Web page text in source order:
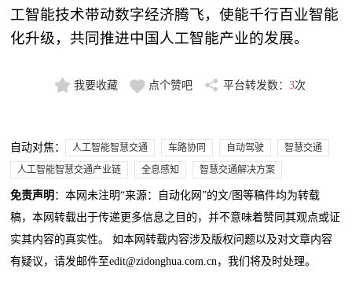
工智能技术带动数字经济腾飞，使能千行百业智能
化升级，共同推进中国人工智能产业的发展。
我要收藏 点个赞吧 平台转发数： 3次
自动对焦： 人工智能智慧交通 车路协同 自动驾驶
智慧交通
人工智能智慧交通产业链
全息感知 智慧交通解决方案
免责声明 ：本网未注明“来源：自动化网”的文/图等稿件均为转载
稿，本网转载出于传递更多信息之目的，并不意味着赞同其观点或证
实其内容的真实性。 如本网转载内容涉及版权问题以及对文章内容
有疑议，请发邮件至edit@zidonghua.com.cn，我们将及时处理。